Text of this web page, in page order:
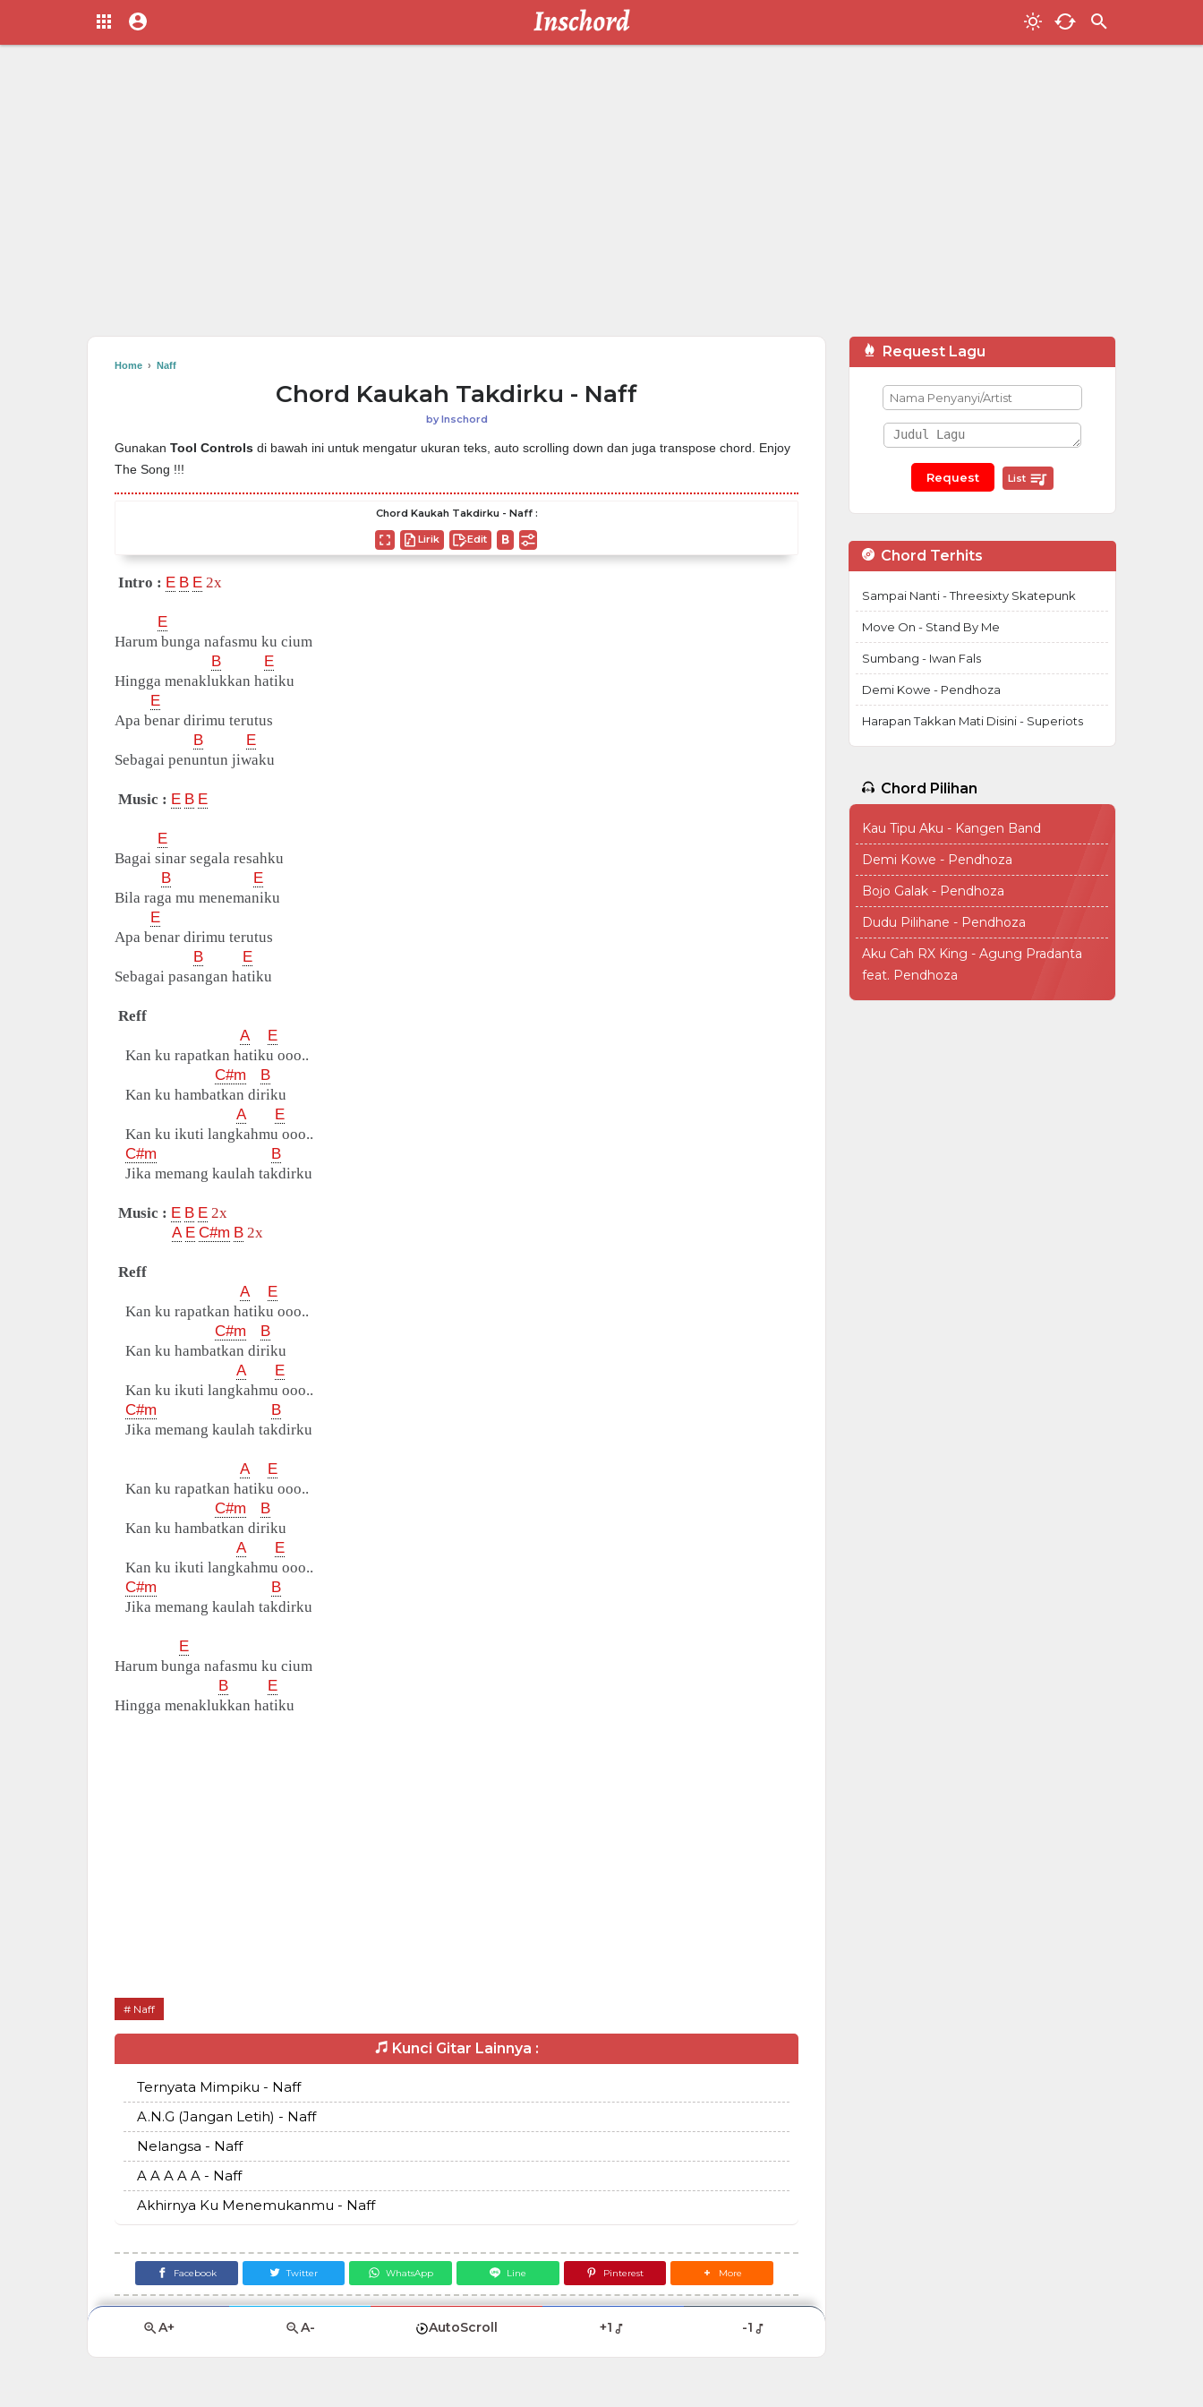
Home › Naff
Chord Kaukah Takdirku - Naff
byInschord
Gunakan Tool Controls di bawah ini untuk mengatur ukuran teks, auto scrolling down dan juga transpose chord. Enjoy
The Song !!!
Chord Kaukah Takdirku - Naff :
Lirik Edit
Intro : E B E 2x
E
Harum bunga nafasmu ku cium
B
E
Hingga menaklukkan hatiku
E
Apa benar dirimu terutus
B
E
Sebagai penuntun jiwaku
Music : E B E
E
Bagai sinar segala resahku
B
E
Bila raga mu menemaniku
E
Apa benar dirimu terutus
B
E
Sebagai pasangan hatiku
Reff
A
E
Kan ku rapatkan hatiku ooo..
C#m
B
Kan ku hambatkan diriku
A
E
Kan ku ikuti langkahmu ooo..
C#m
B
Jika memang kaulah takdirku
Music : E B E 2x
A E C#m B 2x
Reff
A
E
Kan ku rapatkan hatiku ooo..
C#m
B
Kan ku hambatkan diriku
A
E
Kan ku ikuti langkahmu ooo..
C#m
B
Jika memang kaulah takdirku
A
E
Kan ku rapatkan hatiku ooo..
C#m
B
Kan ku hambatkan diriku
A
E
Kan ku ikuti langkahmu ooo..
C#m
B
Jika memang kaulah takdirku
E
Harum bunga nafasmu ku cium
B
E
Hingga menaklukkan hatiku
Naff
Kunci Gitar Lainnya :
Ternyata Mimpiku - Naff
A.N.G (Jangan Letih) - Naff
Nelangsa - Naff
A A A A A - Naff
Akhirnya Ku Menemukanmu - Naff
Facebook Twitter WhatsApp Line Pinterest More
A+ A- AutoScroll +1 -1
Request Lagu
List
Chord Terhits
Sampai Nanti - Threesixty Skatepunk
Move On - Stand By Me
Sumbang - Iwan Fals
Demi Kowe - Pendhoza
Harapan Takkan Mati Disini - Superiots
Chord Pilihan
Kau Tipu Aku - Kangen Band
Demi Kowe - Pendhoza
Bojo Galak - Pendhoza
Dudu Pilihane - Pendhoza
Aku Cah RX King - Agung Pradanta
feat. Pendhoza